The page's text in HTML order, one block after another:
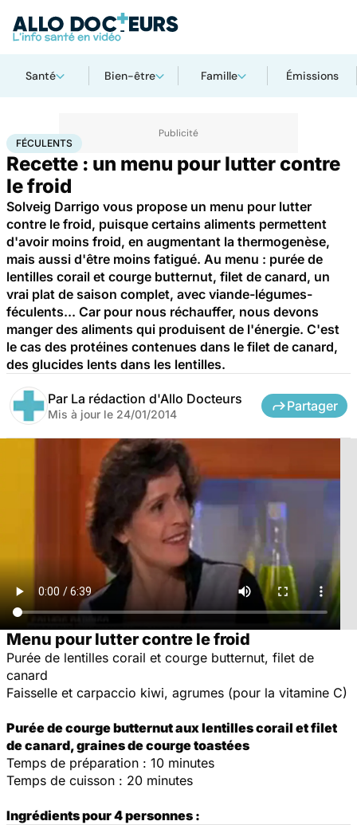
Santé Bien-être Famille Émissions
Accueil Santé Féculents
FÉCULENTS
Recette : un menu pour lutter contre
le froid
Solveig Darrigo vous propose un menu pour lutter
contre le froid, puisque certains aliments permettent
d'avoir moins froid, en augmentant la thermogenèse,
mais aussi d'être moins fatigué. Au menu : purée de
lentilles corail et courge butternut, filet de canard, un
vrai plat de saison complet, avec viande-légumes-
féculents... Car pour nous réchauffer, nous devons
manger des aliments qui produisent de l'énergie. C'est
le cas des protéines contenues dans le filet de canard,
des glucides lents dans les lentilles.
Par La rédaction d'Allo Docteurs
Mis à jour le 24/01/2014
Partager
Menu pour lutter contre le froid
Purée de lentilles corail et courge butternut, filet de
canard
Faisselle et carpaccio kiwi, agrumes (pour la vitamine C)
Purée de courge butternut aux lentilles corail et filet
de canard, graines de courge toastées
Temps de préparation : 10 minutes
Temps de cuisson : 20 minutes
Ingrédients pour 4 personnes :